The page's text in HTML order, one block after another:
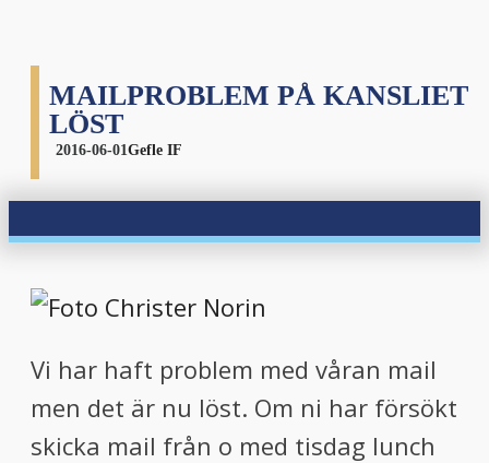
MAILPROBLEM PÅ KANSLIET
LÖST
2016-06-01Gefle IF
Vi har haft problem med våran mail
men det är nu löst. Om ni har försökt
skicka mail från o med tisdag lunch